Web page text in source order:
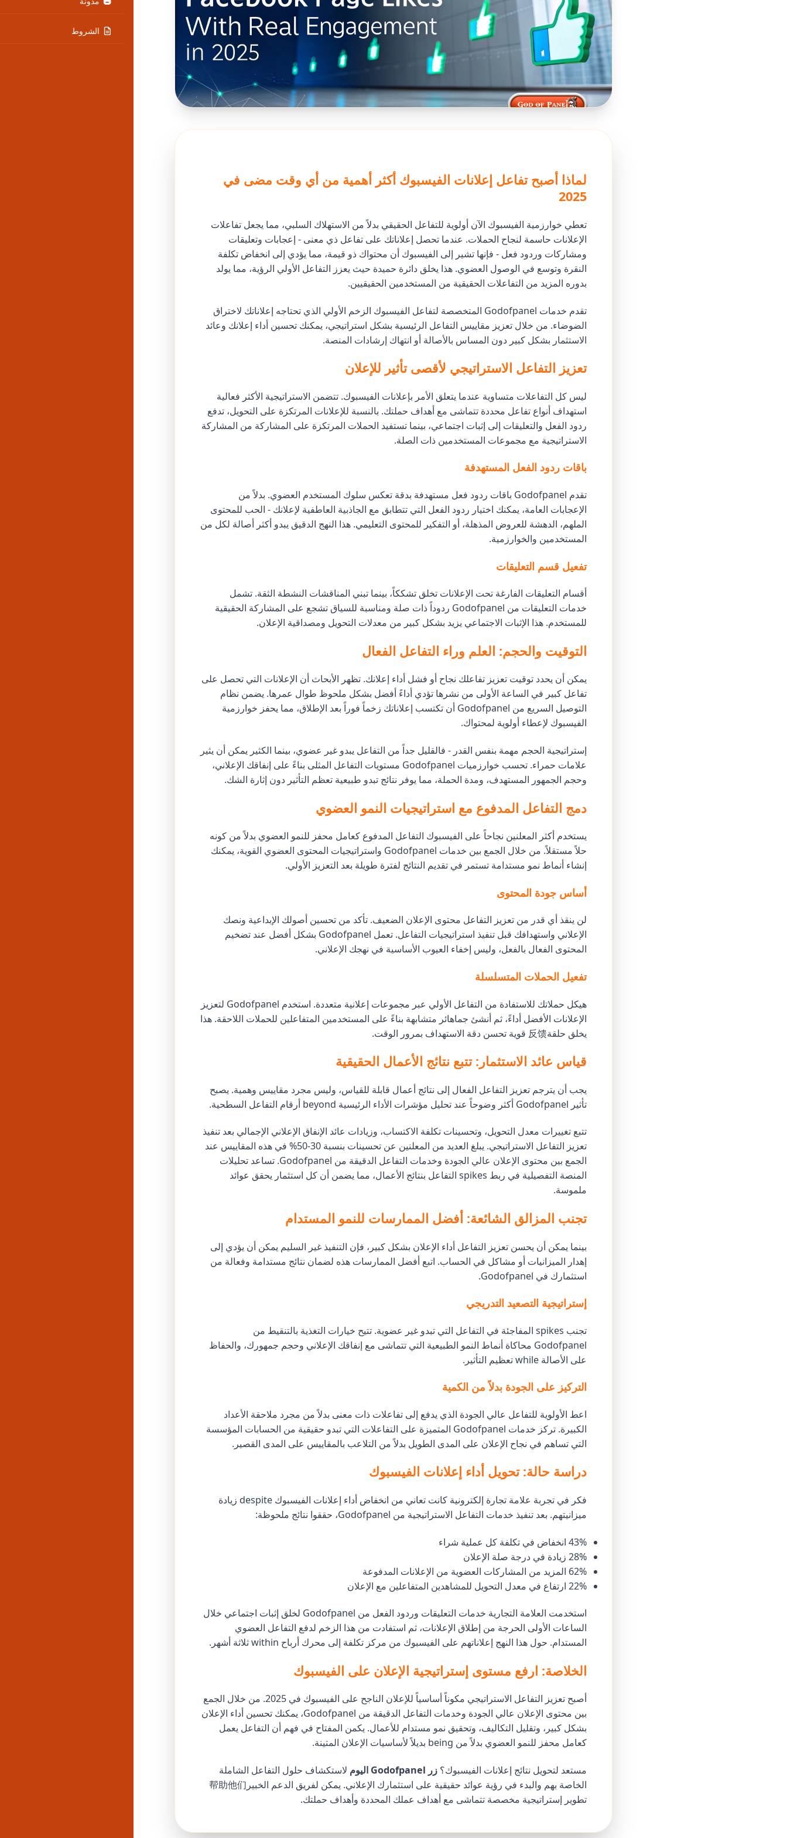
لماذا أصبح تفاعل إعلانات الفيسبوك أكثر أهمية من أي وقت مضى في
2025
تعطي خوارزمية الفيسبوك الآن أولوية للتفاعل الحقيقي بدلاً من الاستهلاك السلبي، مما يجعل تفاعلات
الإعلانات حاسمة لنجاح الحملات. عندما تحصل إعلاناتك على تفاعل ذي معنى - إعجابات وتعليقات
ومشاركات وردود فعل - فإنها تشير إلى الفيسبوك أن محتواك ذو قيمة، مما يؤدي إلى انخفاض تكلفة
النقرة وتوسع في الوصول العضوي. هذا يخلق دائرة حميدة حيث يعزز التفاعل الأولي الرؤية، مما يولد
بدوره المزيد من التفاعلات الحقيقية من المستخدمين الحقيقيين.
تقدم خدمات Godofpanel المتخصصة لتفاعل الفيسبوك الزخم الأولي الذي تحتاجه إعلاناتك لاختراق
الضوضاء. من خلال تعزيز مقاييس التفاعل الرئيسية بشكل استراتيجي، يمكنك تحسين أداء إعلانك وعائد
الاستثمار بشكل كبير دون المساس بالأصالة أو انتهاك إرشادات المنصة.
تعزيز التفاعل الاستراتيجي لأقصى تأثير للإعلان
ليس كل التفاعلات متساوية عندما يتعلق الأمر بإعلانات الفيسبوك. تتضمن الاستراتيجية الأكثر فعالية
استهداف أنواع تفاعل محددة تتماشى مع أهداف حملتك. بالنسبة للإعلانات المرتكزة على التحويل، تدفع
ردود الفعل والتعليقات إلى إثبات اجتماعي، بينما تستفيد الحملات المرتكزة على المشاركة من المشاركة
الاستراتيجية مع مجموعات المستخدمين ذات الصلة.
باقات ردود الفعل المستهدفة
تقدم Godofpanel باقات ردود فعل مستهدفة بدقة تعكس سلوك المستخدم العضوي. بدلاً من
الإعجابات العامة، يمكنك اختيار ردود الفعل التي تتطابق مع الجاذبية العاطفية لإعلانك - الحب للمحتوى
الملهم، الدهشة للعروض المذهلة، أو التفكير للمحتوى التعليمي. هذا النهج الدقيق يبدو أكثر أصالة لكل من
المستخدمين والخوارزمية.
تفعيل قسم التعليقات
أقسام التعليقات الفارغة تحت الإعلانات تخلق تشككاً، بينما تبني المناقشات النشطة الثقة. تشمل
خدمات التعليقات من Godofpanel ردوداً ذات صلة ومناسبة للسياق تشجع على المشاركة الحقيقية
للمستخدم. هذا الإثبات الاجتماعي يزيد بشكل كبير من معدلات التحويل ومصداقية الإعلان.
التوقيت والحجم: العلم وراء التفاعل الفعال
يمكن أن يحدد توقيت تعزيز تفاعلك نجاح أو فشل أداء إعلانك. تظهر الأبحاث أن الإعلانات التي تحصل على
تفاعل كبير في الساعة الأولى من نشرها تؤدي أداءً أفضل بشكل ملحوظ طوال عمرها. يضمن نظام
التوصيل السريع من Godofpanel أن تكتسب إعلاناتك زخماً فوراً بعد الإطلاق، مما يحفز خوارزمية
الفيسبوك لإعطاء أولوية لمحتواك.
إستراتيجية الحجم مهمة بنفس القدر - فالقليل جداً من التفاعل يبدو غير عضوي، بينما الكثير يمكن أن يثير
علامات حمراء. تحسب خوارزميات Godofpanel مستويات التفاعل المثلى بناءً على إنفاقك الإعلاني،
وحجم الجمهور المستهدف، ومدة الحملة، مما يوفر نتائج تبدو طبيعية تعظم التأثير دون إثارة الشك.
دمج التفاعل المدفوع مع استراتيجيات النمو العضوي
يستخدم أكثر المعلنين نجاحاً على الفيسبوك التفاعل المدفوع كعامل محفز للنمو العضوي بدلاً من كونه
حلاً مستقلاً. من خلال الجمع بين خدمات Godofpanel واستراتيجيات المحتوى العضوي القوية، يمكنك
إنشاء أنماط نمو مستدامة تستمر في تقديم النتائج لفترة طويلة بعد التعزيز الأولي.
أساس جودة المحتوى
لن ينقذ أي قدر من تعزيز التفاعل محتوى الإعلان الضعيف. تأكد من تحسين أصولك الإبداعية ونصك
الإعلاني واستهدافك قبل تنفيذ استراتيجيات التفاعل. تعمل Godofpanel بشكل أفضل عند تضخيم
المحتوى الفعال بالفعل، وليس إخفاء العيوب الأساسية في نهجك الإعلاني.
تفعيل الحملات المتسلسلة
هيكل حملاتك للاستفادة من التفاعل الأولي عبر مجموعات إعلانية متعددة. استخدم Godofpanel لتعزيز
الإعلانات الأفضل أداءً، ثم أنشئ جماهائر متشابهة بناءً على المستخدمين المتفاعلين للحملات اللاحقة. هذا
يخلق حلقة反馈 قوية تحسن دقة الاستهداف بمرور الوقت.
قياس عائد الاستثمار: تتبع نتائج الأعمال الحقيقية
يجب أن يترجم تعزيز التفاعل الفعال إلى نتائج أعمال قابلة للقياس، وليس مجرد مقاييس وهمية. يصبح
تأثير Godofpanel أكثر وضوحاً عند تحليل مؤشرات الأداء الرئيسية beyond أرقام التفاعل السطحية.
تتبع تغييرات معدل التحويل، وتحسينات تكلفة الاكتساب، وزيادات عائد الإنفاق الإعلاني الإجمالي بعد تنفيذ
تعزيز التفاعل الاستراتيجي. يبلغ العديد من المعلنين عن تحسينات بنسبة 30-50% في هذه المقاييس عند
الجمع بين محتوى الإعلان عالي الجودة وخدمات التفاعل الدقيقة من Godofpanel. تساعد تحليلات
المنصة التفصيلية في ربط spikes التفاعل بنتائج الأعمال، مما يضمن أن كل استثمار يحقق عوائد
ملموسة.
تجنب المزالق الشائعة: أفضل الممارسات للنمو المستدام
بينما يمكن أن يحسن تعزيز التفاعل أداء الإعلان بشكل كبير، فإن التنفيذ غير السليم يمكن أن يؤدي إلى
إهدار الميزانيات أو مشاكل في الحساب. اتبع أفضل الممارسات هذه لضمان نتائج مستدامة وفعالة من
استثمارك في Godofpanel.
إستراتيجية التصعيد التدريجي
تجنب spikes المفاجئة في التفاعل التي تبدو غير عضوية. تتيح خيارات التغذية بالتنقيط من
Godofpanel محاكاة أنماط النمو الطبيعية التي تتماشى مع إنفاقك الإعلاني وحجم جمهورك، والحفاظ
على الأصالة while تعظيم التأثير.
التركيز على الجودة بدلاً من الكمية
اعط الأولوية للتفاعل عالي الجودة الذي يدفع إلى تفاعلات ذات معنى بدلاً من مجرد ملاحقة الأعداد
الكبيرة. تركز خدمات Godofpanel المتميزة على التفاعلات التي تبدو حقيقية من الحسابات المؤسسة
التي تساهم في نجاح الإعلان على المدى الطويل بدلاً من التلاعب بالمقاييس على المدى القصير.
دراسة حالة: تحويل أداء إعلانات الفيسبوك
فكر في تجربة علامة تجارة إلكترونية كانت تعاني من انخفاض أداء إعلانات الفيسبوك despite زيادة
ميزانيتهم. بعد تنفيذ خدمات التفاعل الاستراتيجية من Godofpanel، حققوا نتائج ملحوظة:
43% انخفاض في تكلفة كل عملية شراء
28% زيادة في درجة صلة الإعلان
62% المزيد من المشاركات العضوية من الإعلانات المدفوعة
22% ارتفاع في معدل التحويل للمشاهدين المتفاعلين مع الإعلان
استخدمت العلامة التجارية خدمات التعليقات وردود الفعل من Godofpanel لخلق إثبات اجتماعي خلال
الساعات الأولى الحرجة من إطلاق الإعلانات، ثم استفادت من هذا الزخم لدفع التفاعل العضوي
المستدام. حول هذا النهج إعلاناتهم على الفيسبوك من مركز تكلفة إلى محرك أرباح within ثلاثة أشهر.
الخلاصة: ارفع مستوى إستراتيجية الإعلان على الفيسبوك
أصبح تعزيز التفاعل الاستراتيجي مكوناً أساسياً للإعلان الناجح على الفيسبوك في 2025. من خلال الجمع
بين محتوى الإعلان عالي الجودة وخدمات التفاعل الدقيقة من Godofpanel، يمكنك تحسين أداء الإعلان
بشكل كبير، وتقليل التكاليف، وتحقيق نمو مستدام للأعمال. يكمن المفتاح في فهم أن التفاعل يعمل
كعامل محفز للنمو العضوي بدلاً من being بديلاً لأساسيات الإعلان المتينة.
مستعد لتحويل نتائج إعلانات الفيسبوك؟ زر Godofpanel اليوم
لاستكشاف حلول التفاعل الشاملة
الخاصة بهم والبدء في رؤية عوائد حقيقية على استثمارك الإعلاني. يمكن لفريق الدعم الخبير帮助他们
تطوير إستراتيجية مخصصة تتماشى مع أهداف عملك المحددة وأهداف حملتك.